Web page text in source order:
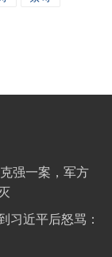
强一案，军方
习近平后怒骂：